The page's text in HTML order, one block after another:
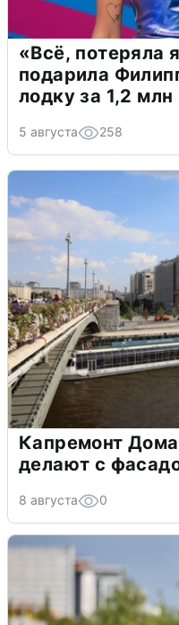
«Всё, потеряла
подарила
лодку за 1,2 млн
5 августа 258
Капремонт
делают с
8 августа 0